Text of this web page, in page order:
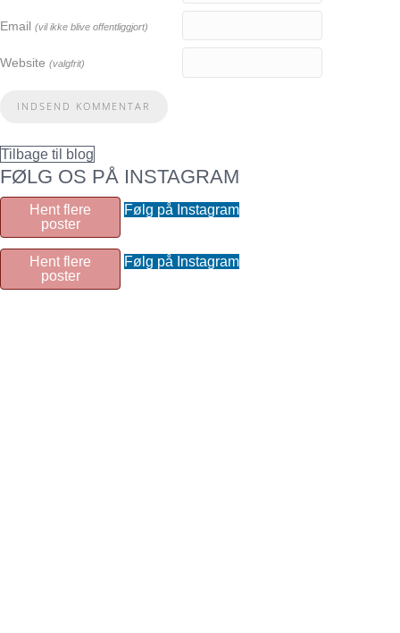
Email (vil ikke blive offentliggjort)
Website (valgfrit)
Tilbage til blog
FØLG OS PÅ INSTAGRAM
Hent flere
poster
Følg på Instagram
Hent flere
poster
Følg på Instagram